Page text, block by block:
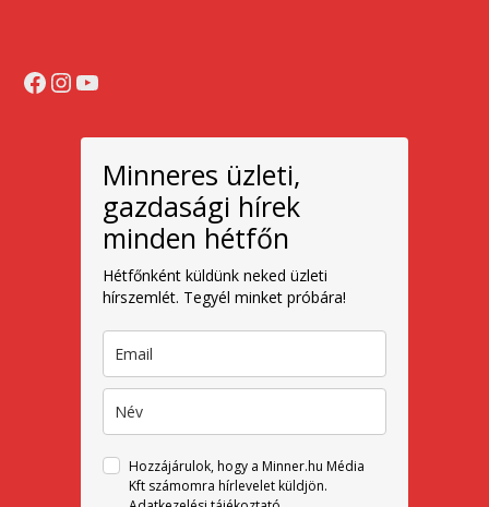
Facebook
Instagram
YouTube
Minneres üzleti,
gazdasági hírek
minden hétfőn
Hétfőnként küldünk neked üzleti
hírszemlét. Tegyél minket próbára!
Hozzájárulok, hogy a Minner.hu Média
Kft számomra hírlevelet küldjön.